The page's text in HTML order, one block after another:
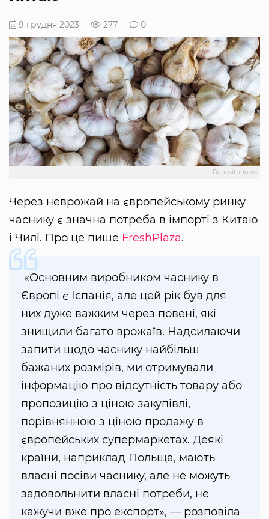
9 грудня 2023 277 0
Depositphotos
Через неврожай на європейському ринку
часнику є значна потреба в імпорті з Китаю
і Чилі. Про це пише FreshPlaza.
«Основним виробником часнику в
Європі є Іспанія, але цей рік був для
них дуже важким через повені, які
знищили багато врожаїв. Надсилаючи
запити щодо часнику найбільш
бажаних розмірів, ми отримували
інформацію про відсутність товару або
пропозицію з ціною закупівлі,
порівнянною з ціною продажу в
європейських супермаркетах. Деякі
країни, наприклад Польща, мають
власні посіви часнику, але не можуть
задовольнити власні потреби, не
кажучи вже про експорт», — розповіла